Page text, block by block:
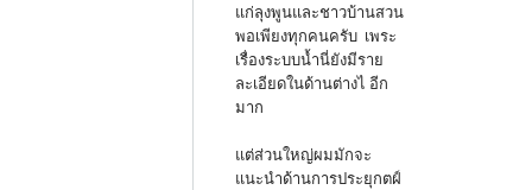
แก่ลุงพูนและชาวบ้านสวน
พอเพียงทุกคนครับ เพระ
เรื่องระบบน้ำนี่ยังมีราย
ละเอียดในด้านต่างไ อีก
มาก
แต่ส่วนใหญ่ผมมักจะ
แนะนำด้านการประยุกตฝ์